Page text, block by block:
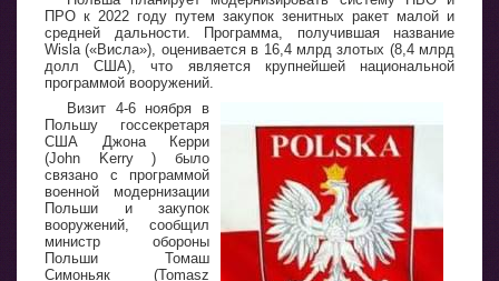
ПРО к 2022 году путем закупок зенитных ракет малой и
средней дальности. Программа, получившая название
Wisla («Висла»), оценивается в 16,4 млрд злотых (8,4 млрд
долл США), что является крупнейшей национальной
программой вооружений.
Визит 4-6 ноября в
Польшу госсекретаря
США Джона Керри
(John Kerry ) было
связано с программой
военной модернизации
Польши и закупок
вооружений, сообщил
министр обороны
Польши Томаш
Симоньяк (Tomasz